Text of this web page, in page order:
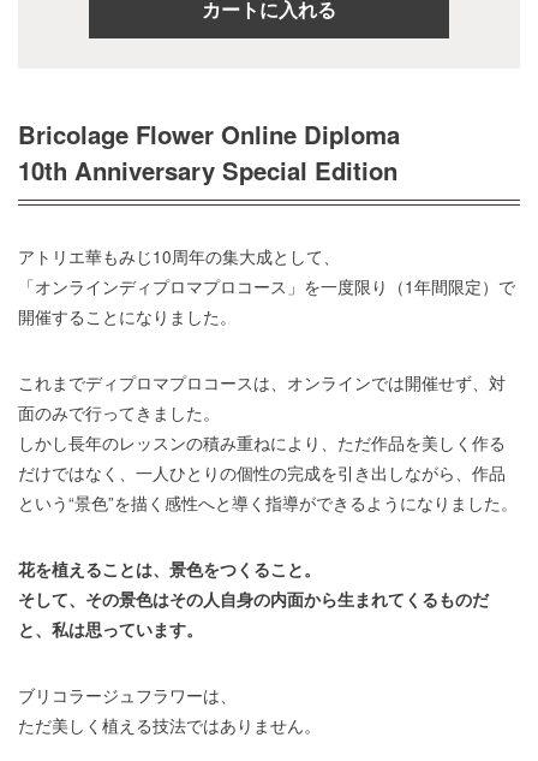
Bricolage Flower Online Diploma
10th Anniversary Special Edition
アトリエ華もみじ10周年の集大成として、
「オンラインディプロマプロコース」を一度限り（1年間限定）で
開催することになりました。
これまでディプロマプロコースは、オンラインでは開催せず、対
面のみで行ってきました。
しかし長年のレッスンの積み重ねにより、ただ作品を美しく作る
だけではなく、一人ひとりの個性の完成を引き出しながら、作品
という“景色”を描く感性へと導く指導ができるようになりました。
花を植えることは、景色をつくること。
そして、その景色はその人自身の内面から生まれてくるものだ
と、私は思っています。
ブリコラージュフラワーは、
ただ美しく植える技法ではありません。